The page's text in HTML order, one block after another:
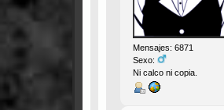
Mensajes: 6871
Sexo:
Ni calco ni copia.